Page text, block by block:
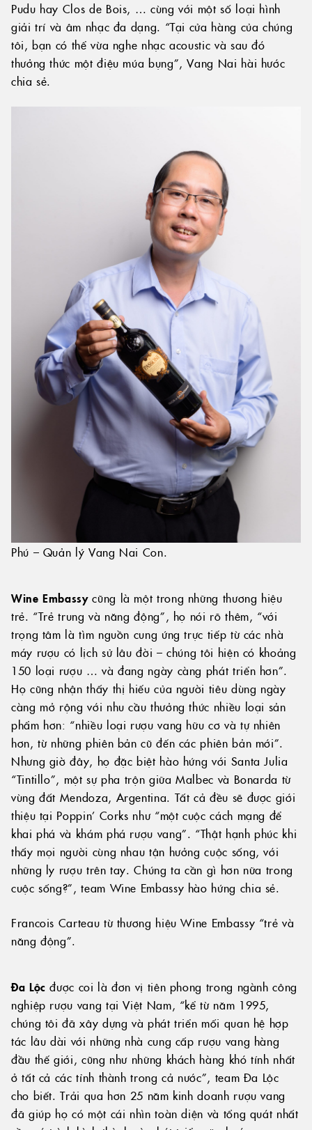
Pudu hay Clos de Bois, … cùng với một số loại hình
giải trí và âm nhạc đa dạng. “Tại cửa hàng của chúng
tôi, bạn có thể vừa nghe nhạc acoustic và sau đó
thưởng thức một điệu múa bụng”, Vang Nai hài hước
chia sẻ.
Phú – Quản lý Vang Nai Con.
Wine Embassycũng là một trong những thương hiệu
trẻ. “Trẻ trung và năng động”, họ nói rõ thêm, “với
trọng tâm là tìm nguồn cung ứng trực tiếp từ các nhà
máy rượu có lịch sử lâu đời – chúng tôi hiện có khoảng
150 loại rượu … và đang ngày càng phát triển hơn”.
Họ cũng nhận thấy thị hiếu của người tiêu dùng ngày
càng mở rộng với nhu cầu thưởng thức nhiều loại sản
phẩm hơn: “nhiều loại rượu vang hữu cơ và tự nhiên
hơn, từ những phiên bản cũ đến các phiên bản mới”.
Nhưng giờ đây, họ đặc biệt hào hứng với Santa Julia
“Tintillo”, một sự pha trộn giữa Malbec và Bonarda từ
vùng đất Mendoza, Argentina. Tất cả đều sẽ được giới
thiệu tại Poppin’ Corks như “một cuộc cách mạng để
khai phá và khám phá rượu vang”. “Thật hạnh phúc khi
thấy mọi người cùng nhau tận hưởng cuộc sống, với
những ly rượu trên tay. Chúng ta cần gì hơn nữa trong
cuộc sống?”, team Wine Embassy hào hứng chia sẻ.
Francois Carteau từ thương hiệu Wine Embassy “trẻ và
năng động”.
Đa Lộc được coi là đơn vị tiên phong trong ngành công
nghiệp rượu vang tại Việt Nam, “kể từ năm 1995,
chúng tôi đã xây dựng và phát triển mối quan hệ hợp
tác lâu dài với những nhà cung cấp rượu vang hàng
đầu thế giới, cũng như những khách hàng khó tính nhất
ở tất cả các tỉnh thành trong cả nước”, team Đa Lộc
cho biết. Trải qua hơn 25 năm kinh doanh rượu vang
đã giúp họ có một cái nhìn toàn diện và tổng quát nhất